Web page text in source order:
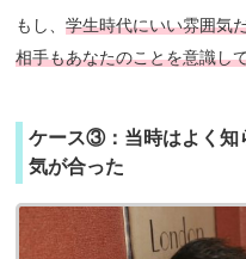
もし、学生時代にいい雰囲気
相手もあなたのことを意識し
ケース③：当時はよく知
気が合った